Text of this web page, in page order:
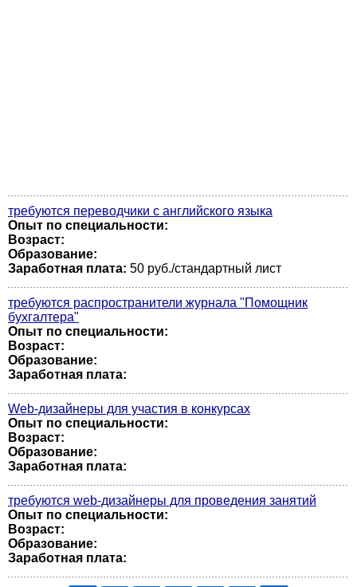
требуются переводчики с английского языка
Опыт по специальности:
Возраст:
Образование:
Заработная плата: 50 руб./стандартный лист
требуются распространители журнала "Помощник
бухгалтера"
Опыт по специальности:
Возраст:
Образование:
Заработная плата:
Web-дизайнеры для участия в конкурсах
Опыт по специальности:
Возраст:
Образование:
Заработная плата:
требуются web-дизайнеры для проведения занятий
Опыт по специальности:
Возраст:
Образование:
Заработная плата: